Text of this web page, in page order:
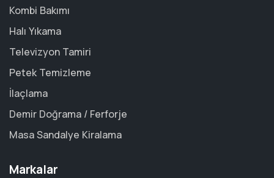
Kombi Bakımı
Halı Yıkama
Televizyon Tamiri
Petek Temizleme
İlaçlama
Demir Doğrama / Ferforje
Masa Sandalye Kiralama
Markalar